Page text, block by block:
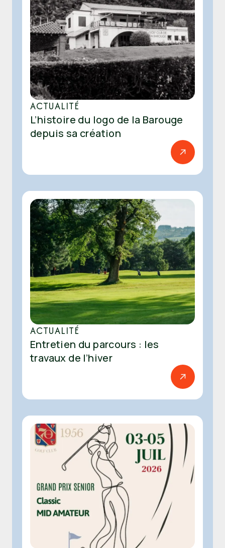
ACTUALITÉ
L’histoire du logo de la Barouge
depuis sa création
ACTUALITÉ
Entretien du parcours : les
travaux de l’hiver